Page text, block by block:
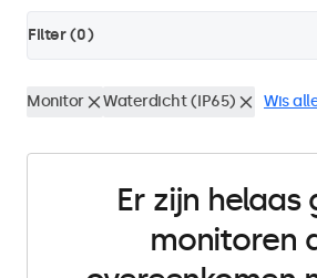
Filter (0)
Monitor Waterdicht (IP65) Wis
Er zijn helaas
monitoren